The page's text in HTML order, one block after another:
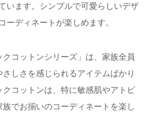
います。シンプルで可愛らしいデザ
ーディネートが楽しめます。
コットンシリーズ」は、家族全員
しさを感じられるアイテムばかり
コットンは、特に敏感肌やアトピ
でお揃いのコーディネートを楽し